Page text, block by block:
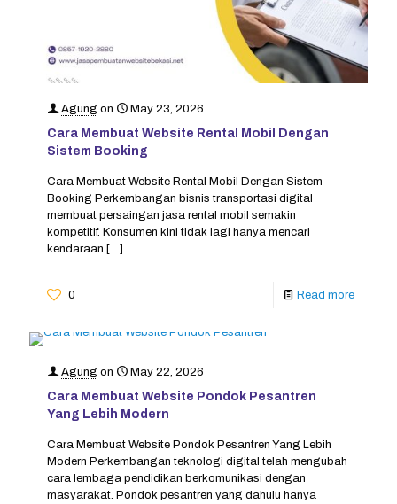
Agung on May 23, 2026
Cara Membuat Website Rental Mobil Dengan
Sistem Booking
Cara Membuat Website Rental Mobil Dengan Sistem
Booking Perkembangan bisnis transportasi digital
membuat persaingan jasa rental mobil semakin
kompetitif. Konsumen kini tidak lagi hanya mencari
kendaraan […]
0 Read more
Agung on May 22, 2026
Cara Membuat Website Pondok Pesantren
Yang Lebih Modern
Cara Membuat Website Pondok Pesantren Yang Lebih
Modern Perkembangan teknologi digital telah mengubah
cara lembaga pendidikan berkomunikasi dengan
masyarakat. Pondok pesantren yang dahulu hanya